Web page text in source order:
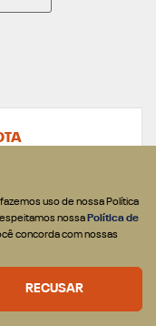
2026
uso de nossa Política
nossa Política de
concorda com nossas
RECUSAR